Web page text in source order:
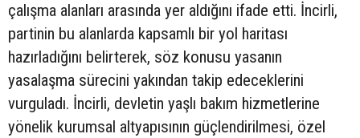
çalışma alanları arasında yer aldığını ifade etti. İncirli,
partinin bu alanlarda kapsamlı bir yol haritası
hazırladığını belirterek, söz konusu yasanın
yasalaşma sürecini yakından takip edeceklerini
vurguladı. İncirli, devletin yaşlı bakım hizmetlerine
yönelik kurumsal altyapısının güçlendirilmesi, özel